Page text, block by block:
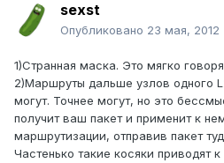
sexst
Опубликовано 23 мая, 2012
1)Странная маска. Это мягко
2)Маршруты дальше узлов одного
могут. Точнее могут, но это
получит ваш пакет и применит к
маршрутизации, отправив пакет
Частенько такие косяки приводят